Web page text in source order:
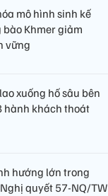
mô hình sinh kế
Khmer giảm
vững
xuống hố sâu bên
hành khách thoát
hướng lớn trong
quyết 57-NQ/TW